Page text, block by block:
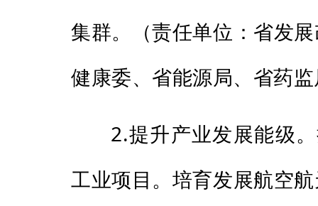
集群。（责任单位：省发
健康委、省能源局、省药
2.提升产业发展能级
工业项目。培育发展航空